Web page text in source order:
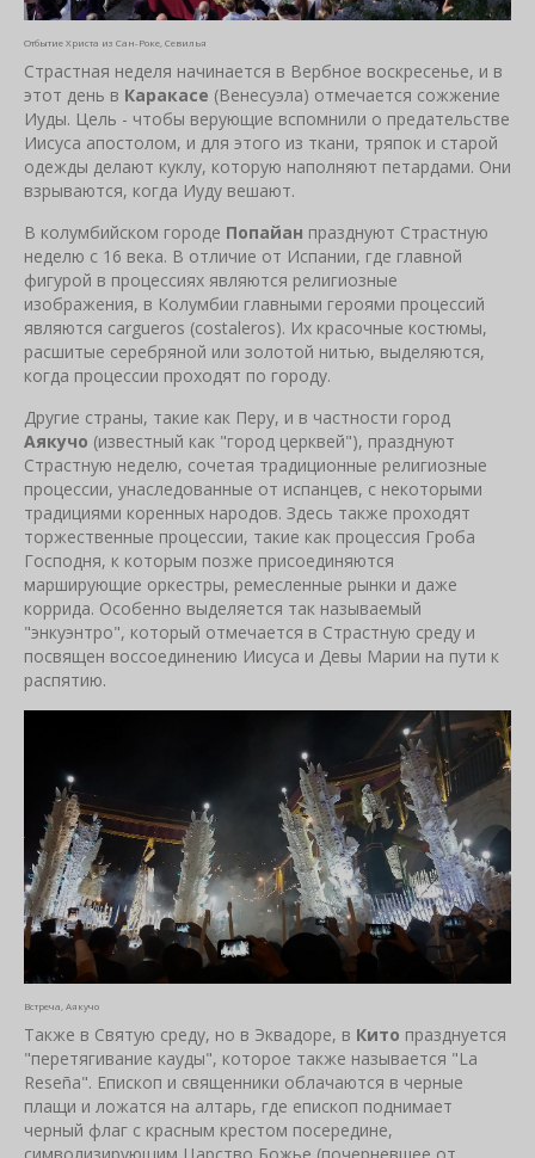
Отбытие Христа из Сан-Роке, Севилья
Страстная неделя начинается в Вербное воскресенье, и в
этот день в Каракасе (Венесуэла) отмечается сожжение
Иуды. Цель - чтобы верующие вспомнили о предательстве
Иисуса апостолом, и для этого из ткани, тряпок и старой
одежды делают куклу, которую наполняют петардами. Они
взрываются, когда Иуду вешают.
В колумбийском городе Попайан празднуют Страстную
неделю с 16 века. В отличие от Испании, где главной
фигурой в процессиях являются религиозные
изображения, в Колумбии главными героями процессий
являются cargueros (costaleros). Их красочные костюмы,
расшитые серебряной или золотой нитью, выделяются,
когда процессии проходят по городу.
Другие страны, такие как Перу, и в частности город
Аякучо (известный как "город церквей"), празднуют
Страстную неделю, сочетая традиционные религиозные
процессии, унаследованные от испанцев, с некоторыми
традициями коренных народов. Здесь также проходят
торжественные процессии, такие как процессия Гроба
Господня, к которым позже присоединяются
марширующие оркестры, ремесленные рынки и даже
коррида. Особенно выделяется так называемый
"энкуэнтро", который отмечается в Страстную среду и
посвящен воссоединению Иисуса и Девы Марии на пути к
распятию.
Встреча, Аякучо
Также в Святую среду, но в Эквадоре, в Кито празднуется
"перетягивание кауды", которое также называется "La
Reseña". Епископ и священники облачаются в черные
плащи и ложатся на алтарь, где епископ поднимает
черный флаг с красным крестом посередине,